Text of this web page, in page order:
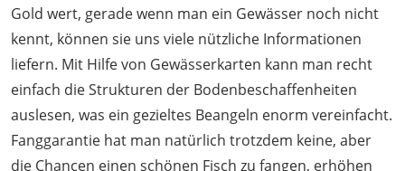
Gold wert, gerade wenn man ein Gewässer noch nicht
kennt, können sie uns viele nützliche Informationen
liefern. Mit Hilfe von Gewässerkarten kann man recht
einfach die Strukturen der Bodenbeschaffenheiten
auslesen, was ein gezieltes Beangeln enorm vereinfacht.
Fanggarantie hat man natürlich trotzdem keine, aber
die Chancen einen schönen Fisch zu fangen, erhöhen